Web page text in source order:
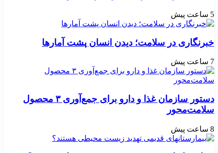
5 ساعت پیش
خبرنگاری در سلامت؛ دیدن انسان پشت آمارها
7 ساعت پیش
دستور سازمان غذا و دارو برای جمع‌آوری ۳ محصول
سلامت‌محور
8 ساعت پیش